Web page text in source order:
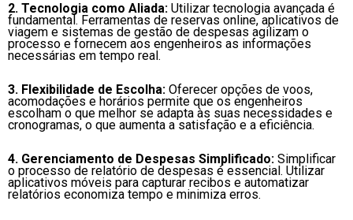
2. Tecnologia como Aliada: Utilizar tecnologia avançada é
fundamental. Ferramentas de reservas online, aplicativos de
viagem e sistemas de gestão de despesas agilizam o
processo e fornecem aos engenheiros as informações
necessárias em tempo real.
3. Flexibilidade de Escolha: Oferecer opções de voos,
acomodações e horários permite que os engenheiros
escolham o que melhor se adapta às suas necessidades e
cronogramas, o que aumenta a satisfação e a eficiência.
4. Gerenciamento de Despesas Simplificado: Simplificar
o processo de relatório de despesas é essencial. Utilizar
aplicativos móveis para capturar recibos e automatizar
relatórios economiza tempo e minimiza erros.